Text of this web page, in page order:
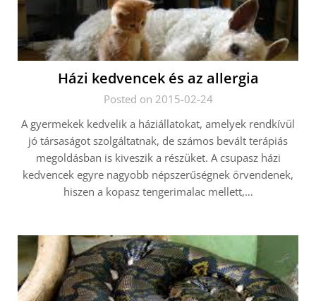
Házi kedvencek és az allergia
Posted on 2015-02-24
A gyermekek kedvelik a háziállatokat, amelyek rendkívül
jó társaságot szolgáltatnak, de számos bevált terápiás
megoldásban is kiveszik a részüket. A csupasz házi
kedvencek egyre nagyobb népszerűségnek örvendenek,
hiszen a kopasz tengerimalac mellett,…